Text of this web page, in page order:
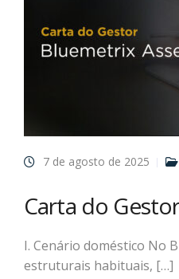
7 de agosto de 2025
Carta do
I. Cenário doméstico No
estruturais habituais, […]